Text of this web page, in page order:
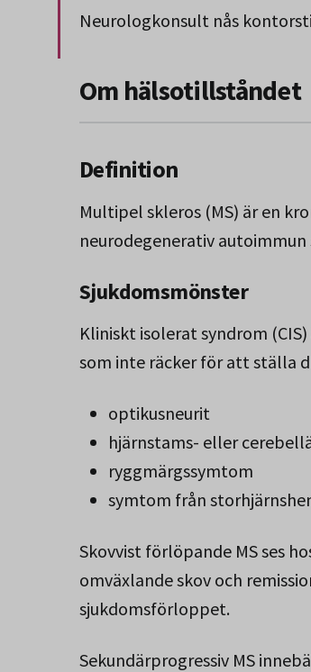
Neurologkonsult nås
Om hälsotillståndet
Definition
Multipel skleros (MS) är en
neurodegenerativ
Sjukdomsmönster
Kliniskt isolerat syndrom
som inte räcker för att ställa
optikusneurit
hjärnstams- eller
ryggmärgssymtom
symtom från
Skovvist förlöpande MS ses
omväxlande skov och
sjukdomsförloppet.
Sekundärprogressiv MS